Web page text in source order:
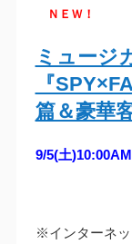
ＮＥＷ！
ミュージ
『
篇＆豪華
9/5(土
※インターネ